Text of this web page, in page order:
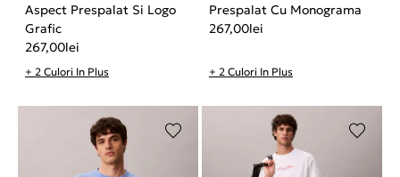
Aspect Prespalat Si Logo
Grafic
267,00lei
+ 2 Culori In Plus
Prespalat Cu Monograma
267,00lei
+ 2 Culori In Plus